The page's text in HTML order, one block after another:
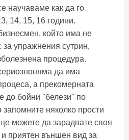
научаваме как да го
14, 15, 16 години.
който има не
за упражнения сутрин,
процедура.
да има
а прекомерната
до бойни "белези" по
запомните няколко прости
можете да зарадвате своя
и приятен външен вид за